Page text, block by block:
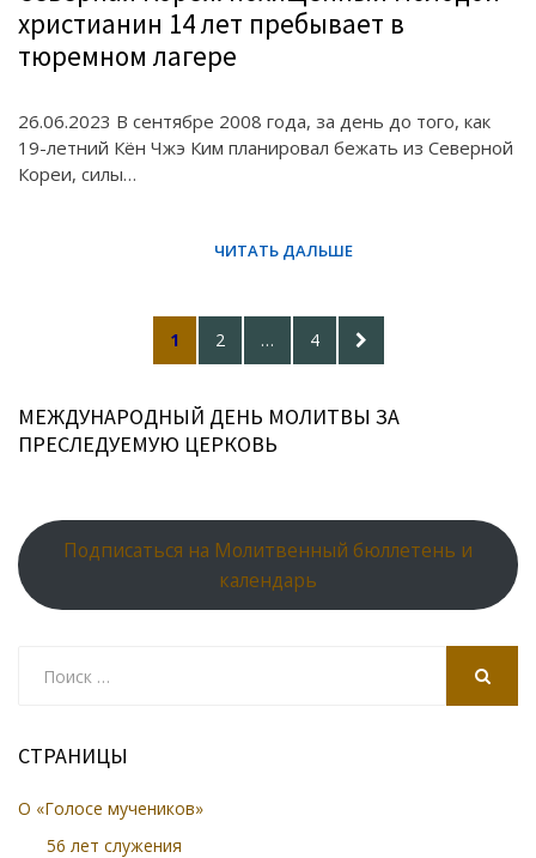
христианин 14 лет пребывает в
тюремном лагере
26.06.2023 В сентябре 2008 года, за день до того, как
19-летний Кён Чжэ Ким планировал бежать из Северной
Кореи, силы…
pagination
PAGE
1 PAGE
2 … PAGE
4
NEXT
PAGE
МЕЖДУНАРОДНЫЙ ДЕНЬ МОЛИТВЫ ЗА
ПРЕСЛЕДУЕМУЮ ЦЕРКОВЬ
Подписаться на Молитвенный бюллетень и
календарь
СТРАНИЦЫ
О «Голосе мучеников»
56 лет служения